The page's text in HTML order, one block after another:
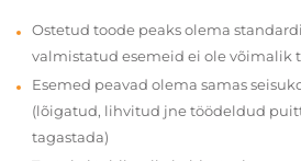
Ostetud toode peaks olema
valmistatud esemeid ei ole võimalik
Esemed peavad olema samas
(lõigatud, lihvitud jne töödeldud
tagastada)